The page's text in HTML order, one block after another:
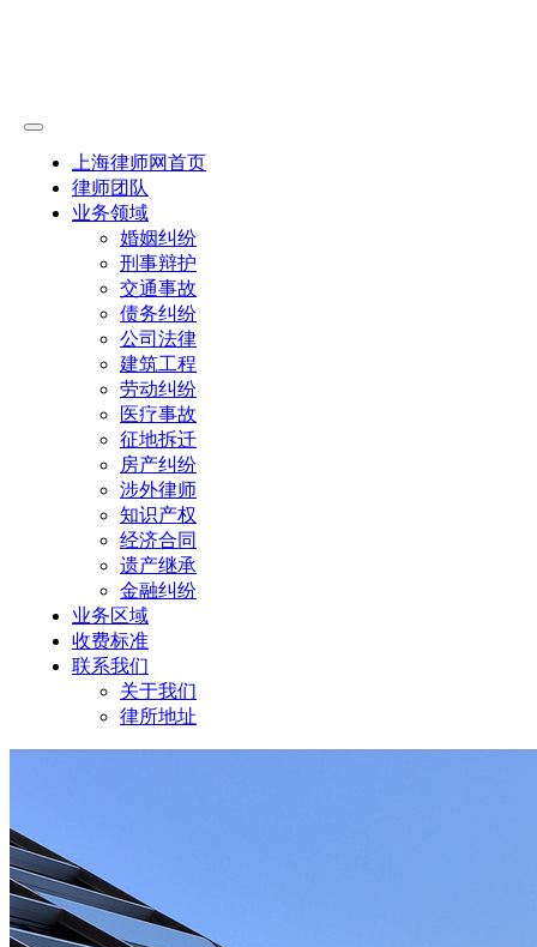
上海律师网首页
律师团队
业务领域
婚姻纠纷
刑事辩护
交通事故
债务纠纷
公司法律
建筑工程
劳动纠纷
医疗事故
征地拆迁
房产纠纷
涉外律师
知识产权
经济合同
遗产继承
金融纠纷
业务区域
收费标准
联系我们
关于我们
律所地址